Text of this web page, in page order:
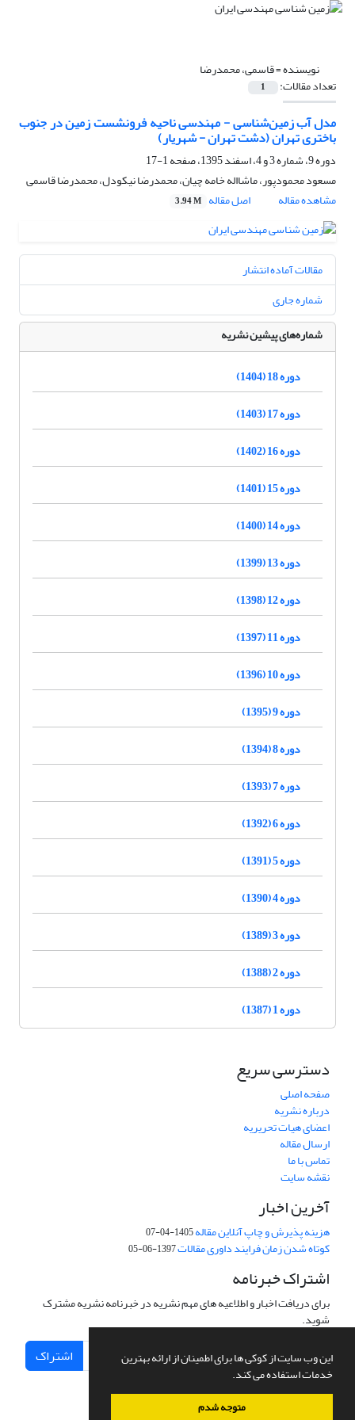
این وب سایت از کوکی ها برای اطمینان از ارائه بهترین
خدمات استفاده می کند.
متوجه شدم
نویسنده =قاسمی، محمدرضا
تعداد مقالات: 1
مدل آب زمین‌شناسی - مهندسی ناحیه فرونشست زمین در جنوب
باختری تهران (دشت تهران - شهریار)
دوره 9، شماره 3 و 4، اسفند 1395، صفحه
1-17
مسعود محمودپور، ماشااله خامه چیان، محمدرضا نیکودل، محمدرضا قاسمی
مشاهده مقاله
اصل مقاله 3.94 M
مقالات آماده انتشار
شماره جاری
شماره‌های پیشین نشریه
دوره 18 (1404)
دوره 17 (1403)
دوره 16 (1402)
دوره 15 (1401)
دوره 14 (1400)
دوره 13 (1399)
دوره 12 (1398)
دوره 11 (1397)
دوره 10 (1396)
دوره 9 (1395)
دوره 8 (1394)
دوره 7 (1393)
دوره 6 (1392)
دوره 5 (1391)
دوره 4 (1390)
دوره 3 (1389)
دوره 2 (1388)
دوره 1 (1387)
دسترسی سریع
صفحه اصلی
درباره نشریه
اعضای هیات تحریریه
ارسال مقاله
تماس با ما
نقشه سایت
آخرین اخبار
هزینه پذیرش و چاپ آنلاین مقاله1405-04-07
کوتاه شدن زمان فرایند داوری مقالات1397-06-05
اشتراک خبرنامه
برای دریافت اخبار و اطلاعیه های مهم نشریه در خبرنامه نشریه مشترک
شوید.
اشتراک